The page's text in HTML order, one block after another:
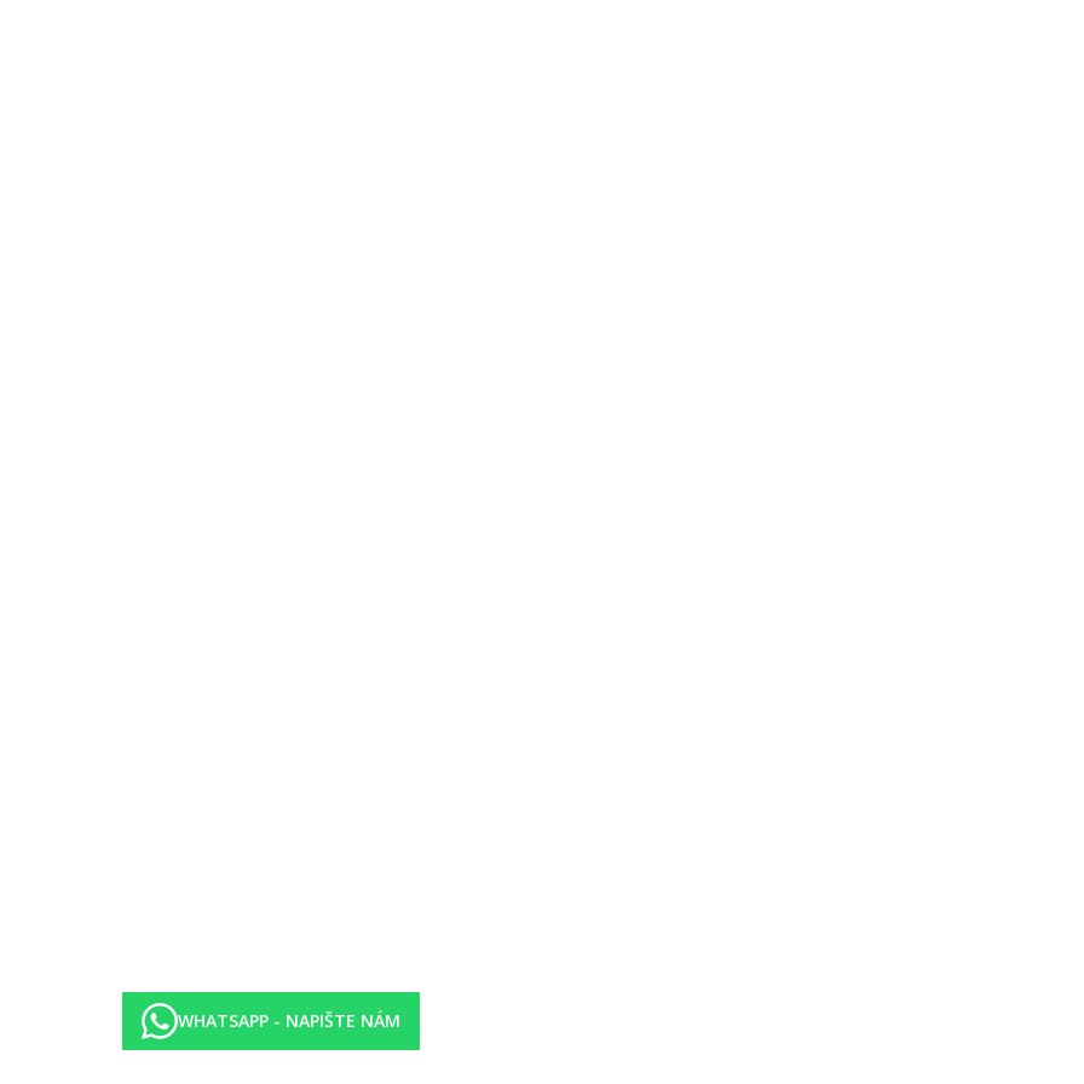
přímo u krásné písčité pláže v oblíbené oblasti Nabq Bay. Resort zaujme nadčasovou architekturou, precizně laděným designem a
elegantně zařízené pokoje, několik vyhřívaných bazénů včetně dětských a vybranou gastronomii v hlavní restauraci i à la carte podnicích s
se saunou, parní lázní a relaxačními procedurami, stejně jako bohatá nabídka sportovních a animačních aktivit. Steigenberger Alcazar je
a dokonalý servis na nejvyšší úrovni.
uvedené vybavení)
rybí)- zdarma, rezervace nutná
WHATSAPP - NAPIŠTE NÁM